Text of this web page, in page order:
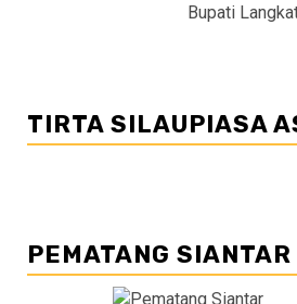
Bupati
TIRTA SILAUPIASA
PEMATANG SIANTAR